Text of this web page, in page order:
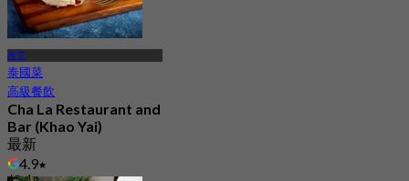
考艾
泰國菜
高級餐飲
Cha La Restaurant and
Bar (Khao Yai)
最新
4.9